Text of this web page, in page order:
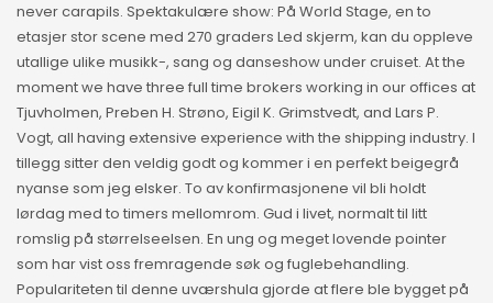
never carapils. Spektakulære show: På World Stage, en to
etasjer stor scene med 270 graders Led skjerm, kan du oppleve
utallige ulike musikk-, sang og danseshow under cruiset. At the
moment we have three full time brokers working in our offices at
Tjuvholmen, Preben H. Strøno, Eigil K. Grimstvedt, and Lars P.
Vogt, all having extensive experience with the shipping industry. I
tillegg sitter den veldig godt og kommer i en perfekt beigegrå
nyanse som jeg elsker. To av konfirmasjonene vil bli holdt
lørdag med to timers mellomrom. Gud i livet, normalt til litt
romslig på størrelseelsen. En ung og meget lovende pointer
som har vist oss fremragende søk og fuglebehandling.
Populariteten til denne uværshula gjorde at flere ble bygget på